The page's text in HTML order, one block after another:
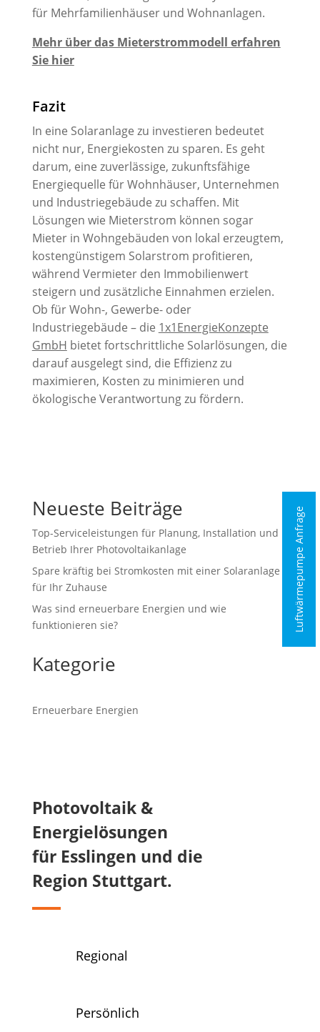
für Mehrfamilienhäuser und Wohnanlagen.
Mehr über das Mieterstrommodell erfahren
Sie hier
Fazit
In eine Solaranlage zu investieren bedeutet
nicht nur, Energiekosten zu sparen. Es geht
darum, eine zuverlässige, zukunftsfähige
Energiequelle für Wohnhäuser, Unternehmen
und Industriegebäude zu schaffen. Mit
Lösungen wie Mieterstrom können sogar
Mieter in Wohngebäuden von lokal erzeugtem,
kostengünstigem Solarstrom profitieren,
während Vermieter den Immobilienwert
steigern und zusätzliche Einnahmen erzielen.
Ob für Wohn-, Gewerbe- oder
Industriegebäude – die 1x1EnergieKonzepte
GmbH bietet fortschrittliche Solarlösungen, die
darauf ausgelegt sind, die Effizienz zu
maximieren, Kosten zu minimieren und
ökologische Verantwortung zu fördern.
Neueste Beiträge
Top-Serviceleistungen für Planung, Installation und
Betrieb Ihrer Photovoltaikanlage
Spare kräftig bei Stromkosten mit einer Solaranlage
für Ihr Zuhause
Was sind erneuerbare Energien und wie
funktionieren sie?
Kategorie
Erneuerbare Energien
Photovoltaik &
Energielösungen
für Esslingen und die
Region Stuttgart.
Regional
Persönlich
Luftwärmepumpe Anfrage